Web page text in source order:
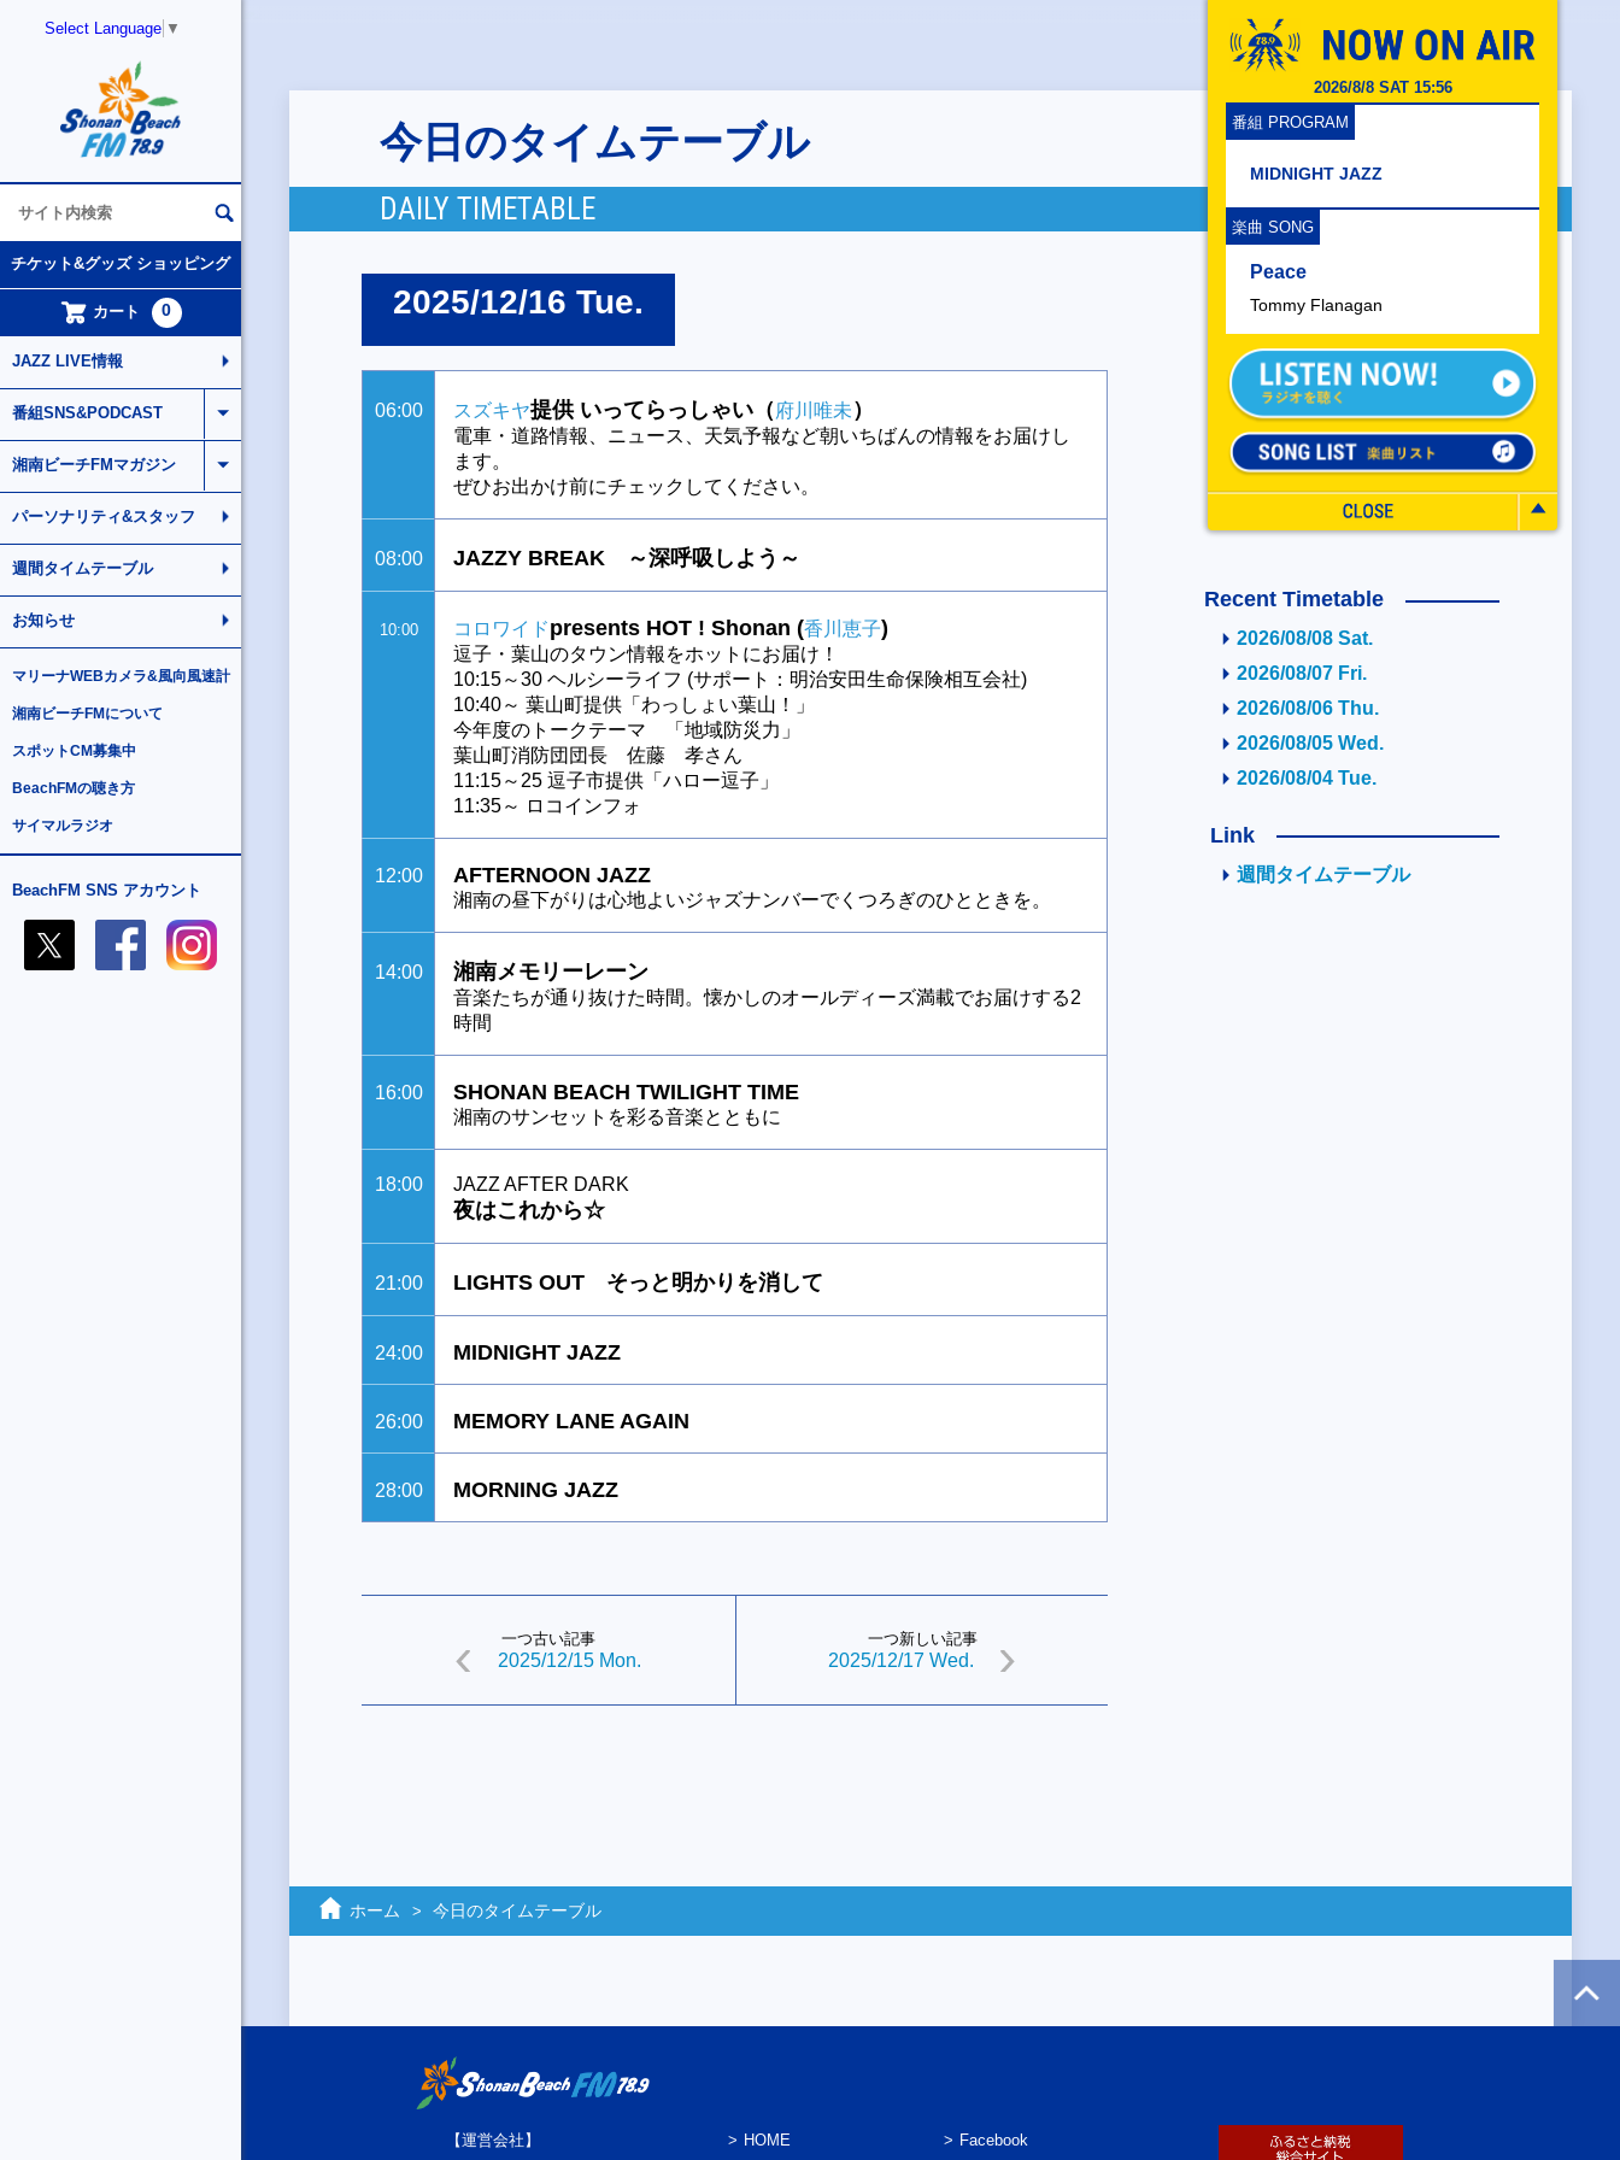
Select Language ▼
2026/8/8 SAT 15:56
番組 PROGRAM
MIDNIGHT JAZZ
楽曲 SONG
Peace
Tommy Flanagan
チケット&グッズ ショッピング
カート 0
JAZZ LIVE情報
番組SNS&PODCAST
湘南ビーチFMマガジン
パーソナリティ&スタッフ
週間タイムテーブル
お知らせ
マリーナWEBカメラ&風向風速計
湘南ビーチFMについて
スポットCM募集中
BeachFMの聴き方
サイマルラジオ
BeachFM SNS アカウント
今日のタイムテーブル
DAILY TIMETABLE
2025/12/16 Tue.
06:00 スズキヤ提供 いってらっしゃい（ 府川唯未）
電車・道路情報、ニュース、天気予報など朝いちばんの情報をお届けし
ます。
ぜひお出かけ前にチェックしてください。
08:00 JAZZY BREAK ～深呼吸しよう～
10:00 コロワイドpresents HOT ! Shonan (香川恵子)
逗子・葉山のタウン情報をホットにお届け！
10:15～30 ヘルシーライフ (サポート：明治安田生命保険相互会社)
10:40～ 葉山町提供「わっしょい葉山！」
今年度のトークテーマ 「地域防災力」
葉山町消防団団長 佐藤 孝さん
11:15～25 逗子市提供「ハロー逗子」
11:35～ ロコインフォ
12:00 AFTERNOON JAZZ
湘南の昼下がりは心地よいジャズナンバーでくつろぎのひとときを。
14:00 湘南メモリーレーン
音楽たちが通り抜けた時間。懐かしのオールディーズ満載でお届けする2
時間
16:00 SHONAN BEACH TWILIGHT TIME
湘南のサンセットを彩る音楽とともに
18:00 JAZZ AFTER DARK
夜はこれから☆
21:00 LIGHTS OUT そっと明かりを消して
24:00 MIDNIGHT JAZZ
26:00 MEMORY LANE AGAIN
28:00 MORNING JAZZ
一つ古い記事
2025/12/15 Mon.
一つ新しい記事
2025/12/17 Wed.
Recent Timetable
2026/08/08 Sat.
2026/08/07 Fri.
2026/08/06 Thu.
2026/08/05 Wed.
2026/08/04 Tue.
Link
週間タイムテーブル
ホーム 今日のタイムテーブル
【運営会社】 HOME Facebook